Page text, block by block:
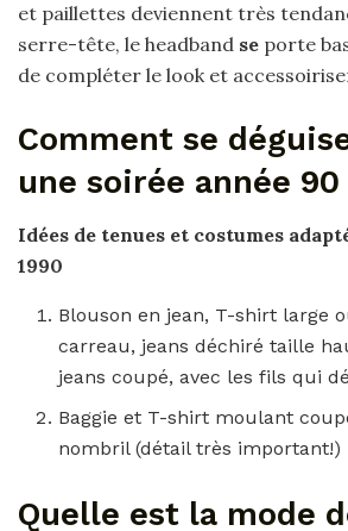
et paillettes deviennent très
serre-tête, le headband se porte
de compléter le look et
Comment se
une soirée année 90
Idées de tenues et costumes
1990
Blouson en jean, T-shirt large
carreau, jeans déchiré taille
jeans coupé, avec les fils qui
Baggie et T-shirt moulant
nombril (détail très important!)
Quelle est la mode